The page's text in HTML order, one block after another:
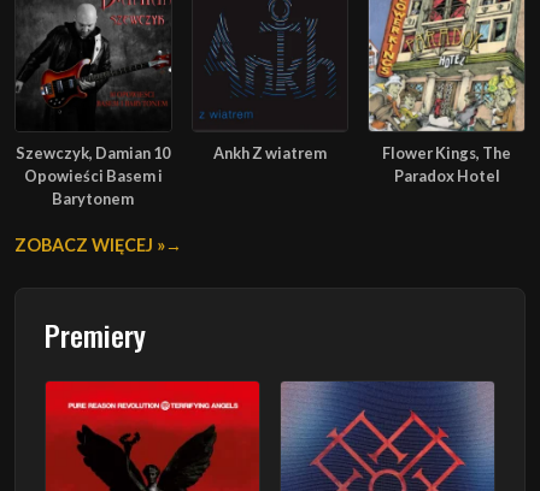
Szewczyk, Damian 10
Opowieści Basem i
Barytonem
Ankh Z wiatrem
Flower Kings, The
Paradox Hotel
ZOBACZ WIĘCEJ »
Premiery